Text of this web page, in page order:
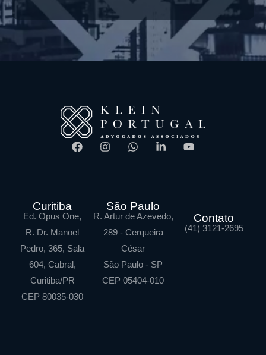
Curitiba
Ed. Opus One,
R. Dr. Manoel
Pedro, 365, Sala
604, Cabral,
Curitiba/PR
CEP 80035-030
São Paulo
R. Artur de Azevedo,
289 - Cerqueira
César
São Paulo - SP
CEP 05404-010
Contato
(41) 3121-2695